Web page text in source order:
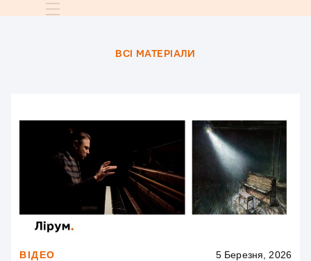
ВСI МАТЕРІАЛИ
ВІДЕО 5 Березня, 2026